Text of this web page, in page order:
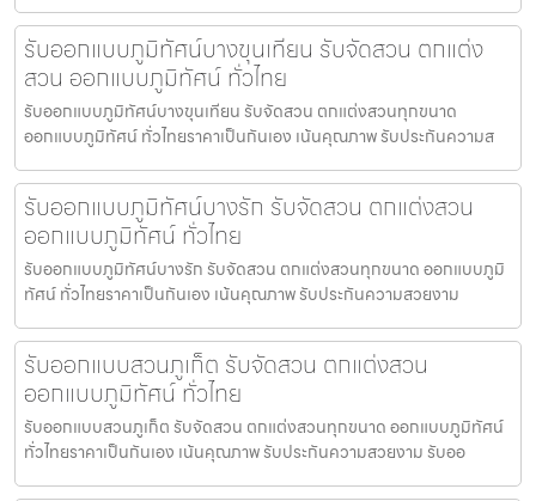
รับออกแบบภูมิทัศน์บางขุนเทียน รับจัดสวน ตกแต่ง
สวน ออกแบบภูมิทัศน์ ทั่วไทย
รับออกแบบภูมิทัศน์บางขุนเทียน รับจัดสวน ตกแต่งสวนทุกขนาด
ออกแบบภูมิทัศน์ ทั่วไทยราคาเป็นกันเอง เน้นคุณภาพ รับประกันความส
รับออกแบบภูมิทัศน์บางรัก รับจัดสวน ตกแต่งสวน
ออกแบบภูมิทัศน์ ทั่วไทย
รับออกแบบภูมิทัศน์บางรัก รับจัดสวน ตกแต่งสวนทุกขนาด ออกแบบภูมิ
ทัศน์ ทั่วไทยราคาเป็นกันเอง เน้นคุณภาพ รับประกันความสวยงาม
รับออกแบบสวนภูเก็ต รับจัดสวน ตกแต่งสวน
ออกแบบภูมิทัศน์ ทั่วไทย
รับออกแบบสวนภูเก็ต รับจัดสวน ตกแต่งสวนทุกขนาด ออกแบบภูมิทัศน์
ทั่วไทยราคาเป็นกันเอง เน้นคุณภาพ รับประกันความสวยงาม รับออ